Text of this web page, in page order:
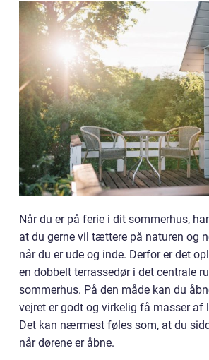
Når du er på ferie i dit sommerhus,
at du gerne vil tættere på naturen og
når du er ude og inde. Derfor er det
en dobbelt terrassedør i det centrale
sommerhus. På den måde kan du
vejret er godt og virkelig få masser af
Det kan nærmest føles som, at du
når dørene er åbne.